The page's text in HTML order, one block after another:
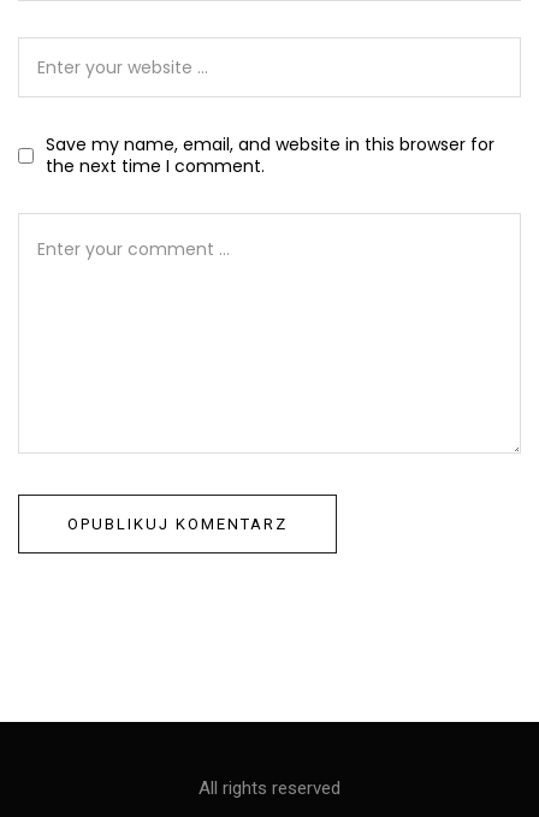
Save my name, email, and website in this browser for
the next time I comment.
All rights reserved